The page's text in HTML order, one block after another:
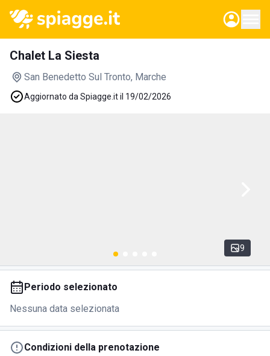
Chalet La Siesta
San Benedetto Sul Tronto, Marche
Aggiornato da Spiagge.it il 19/02/2026
9
Periodo selezionato
Nessuna data selezionata
Condizioni della prenotazione